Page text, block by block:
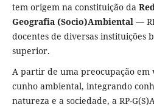
tem origem na constituição da
Geografia (Socio)Ambiental —
docentes de diversas instituições
superior.
A partir de uma preocupação em
cunho ambiental, integrando
natureza e a sociedade, a RP-